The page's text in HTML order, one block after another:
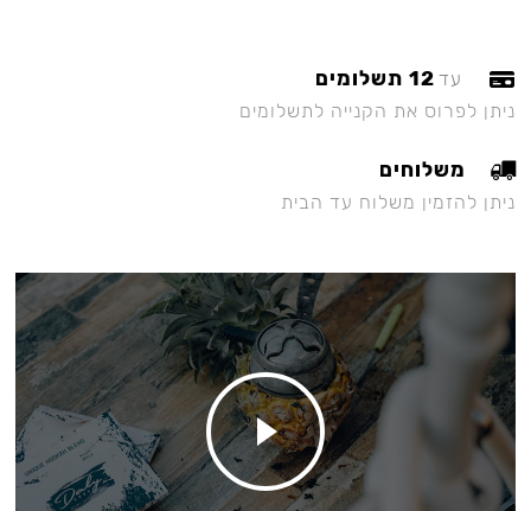
עד 12 תשלומים
ניתן לפרוס את הקנייה לתשלומים
משלוחים
ניתן להזמין משלוח עד הבית